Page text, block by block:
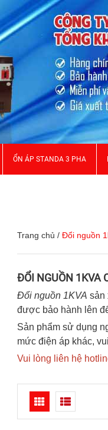
ỔN ÁP STANDA 3 PHA
Trang chủ / Đổi nguồn
ĐỔI NGUỒN 1KVA
Đổi nguồn 1KVA sản
được bảo hành lên
Sản phẩm sử dụng
mức điện áp khác,
Vui lòng liên hệ